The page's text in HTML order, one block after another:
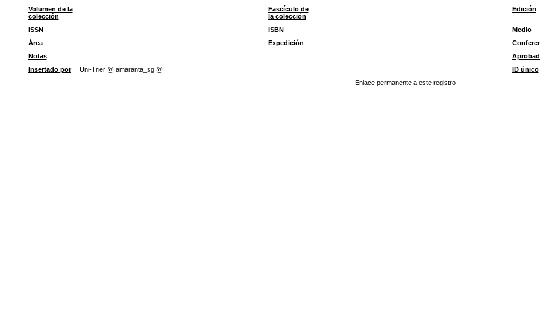
Volumen de la
colección
Fascículo de
la colección
Edición
ISSN ISBN
Medio
Área
Expedición
Notas
Insertado por
Uni-Trier @ amaranta_sg @ ID único
Enlace permanente a este registro